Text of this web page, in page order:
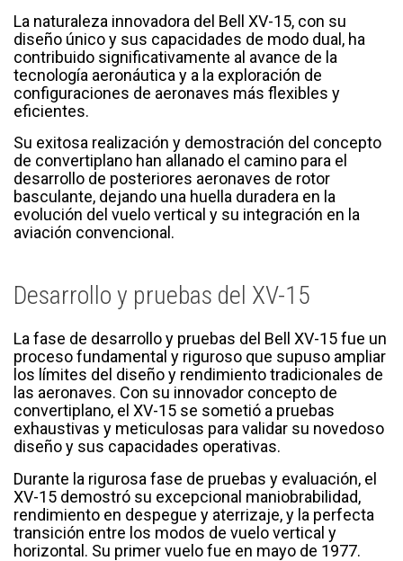
La naturaleza innovadora del Bell XV-15, con su
diseño único y sus capacidades de modo dual, ha
contribuido significativamente al avance de la
tecnología aeronáutica y a la exploración de
configuraciones de aeronaves más flexibles y
eficientes.
Su exitosa realización y demostración del concepto
de convertiplano han allanado el camino para el
desarrollo de posteriores aeronaves de rotor
basculante, dejando una huella duradera en la
evolución del vuelo vertical y su integración en la
aviación convencional.
Desarrollo y pruebas del XV-15
La fase de desarrollo y pruebas del Bell XV-15 fue un
proceso fundamental y riguroso que supuso ampliar
los límites del diseño y rendimiento tradicionales de
las aeronaves. Con su innovador concepto de
convertiplano, el XV-15 se sometió a pruebas
exhaustivas y meticulosas para validar su novedoso
diseño y sus capacidades operativas.
Durante la rigurosa fase de pruebas y evaluación, el
XV-15 demostró su excepcional maniobrabilidad,
rendimiento en despegue y aterrizaje, y la perfecta
transición entre los modos de vuelo vertical y
horizontal. Su primer vuelo fue en mayo de 1977.